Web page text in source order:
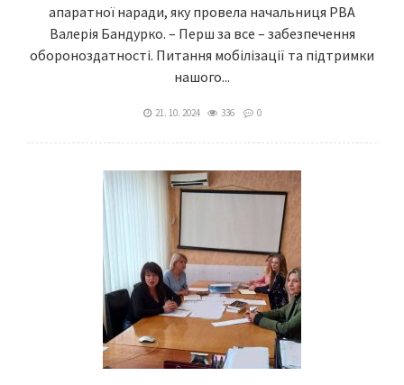
апаратної наради, яку провела начальниця РВА
Валерія Бандурко. – Перш за все – забезпечення
обороноздатності. Питання мобілізації та підтримки
нашого...
21. 10. 2024 336 0